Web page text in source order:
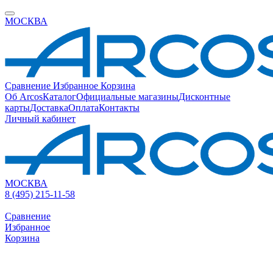
МОСКВА
Сравнение Избранное Корзина
Об ArcosКаталогОфициальные магазиныДисконтные
картыДоставкаОплатаКонтакты
Личный кабинет
МОСКВА
8 (495) 215-11-58
Сравнение
Избранное
Корзина